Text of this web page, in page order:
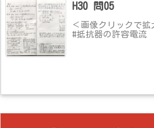
H30 問05
＜画像クリックで
#抵抗器の許容電流